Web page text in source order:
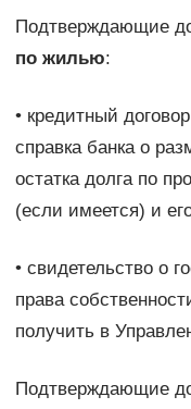
Подтверждающие
по жилью:
• кредитный
справка банка о
остатка долга по
(если имеется) и
• свидетельство о
права
получить в
Подтверждающие